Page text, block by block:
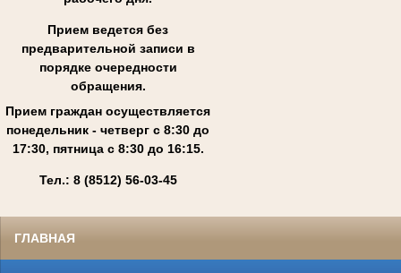
Прием ведется без
предварительной записи в
порядке очередности
обращения.
Прием граждан осуществляется
понедельник - четверг с 8:30 до
17:30, пятница с 8:30 до 16:15.
Тел.: 8 (8512) 56-03-45
ГЛАВНАЯ